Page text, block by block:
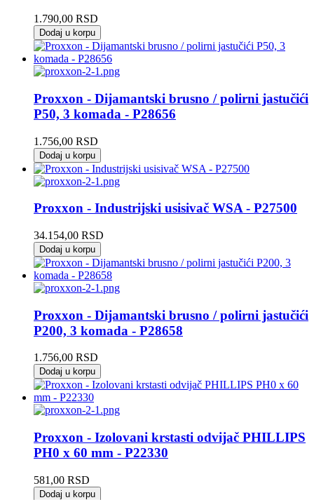
1.790,00 RSD
Dodaj u korpu
Proxxon - Dijamantski brusno / polirni jastučići
P50, 3 komada - P28656
1.756,00 RSD
Dodaj u korpu
Proxxon - Industrijski usisivač WSA - P27500
34.154,00 RSD
Dodaj u korpu
Proxxon - Dijamantski brusno / polirni jastučići
P200, 3 komada - P28658
1.756,00 RSD
Dodaj u korpu
Proxxon - Izolovani krstasti odvijač PHILLIPS
PH0 x 60 mm - P22330
581,00 RSD
Dodaj u korpu